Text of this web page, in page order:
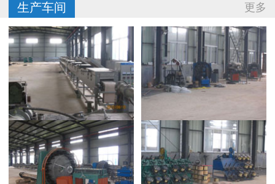
更多
生产车间